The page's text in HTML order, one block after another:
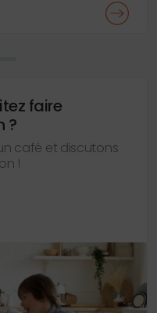
faire
?
café et discutons
!